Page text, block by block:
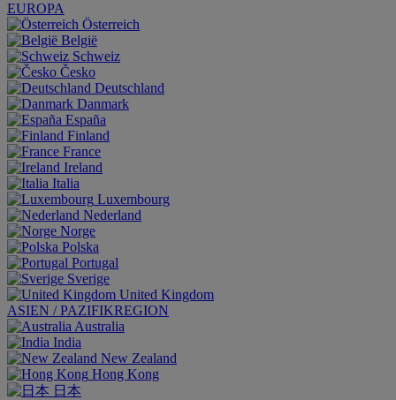
EUROPA
Österreich
België
Schweiz
Česko
Deutschland
Danmark
España
Finland
France
Ireland
Italia
Luxembourg
Nederland
Norge
Polska
Portugal
Sverige
United Kingdom
ASIEN / PAZIFIKREGION
Australia
India
New Zealand
Hong Kong
日本